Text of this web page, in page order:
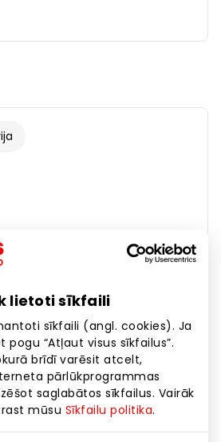
lietoti sīkfaili
sīkfaili (angl. cookies). Ja
“Atļaut visus sīkfailus”.
brīdī varēsit atcelt,
pārlūkprogrammas
saglabātos sīkfailus. Vairāk
mūsu Sīkfailu politika.